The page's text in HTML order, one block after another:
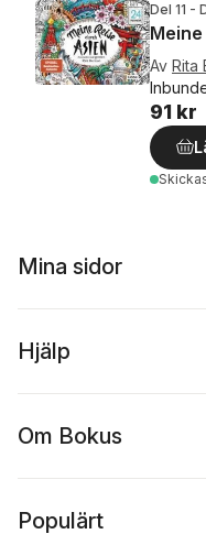
Del 11 -
Av Rita
91 kr
Mina sidor
Hjälp
Om Bokus
Populärt